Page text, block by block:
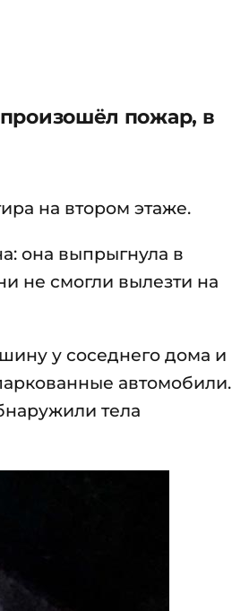
пожар, в
на втором этаже.
она выпрыгнула в
не смогли вылезти на
у соседнего дома и
автомобили.
тела